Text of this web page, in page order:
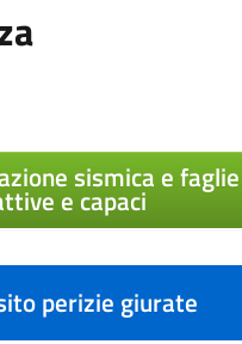
sismica e faglie
e capaci
perizie giurate